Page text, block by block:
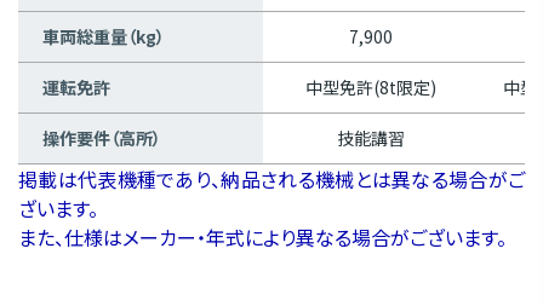
車両総重量（kg） 7,900
運転免許 中型免許(8t限定) 中
操作要件（高所） 技能講習
掲載は代表機種であり、納品される機械とは異なる場合がご
ざいます。
また、仕様はメーカー・年式により異なる場合がございます。